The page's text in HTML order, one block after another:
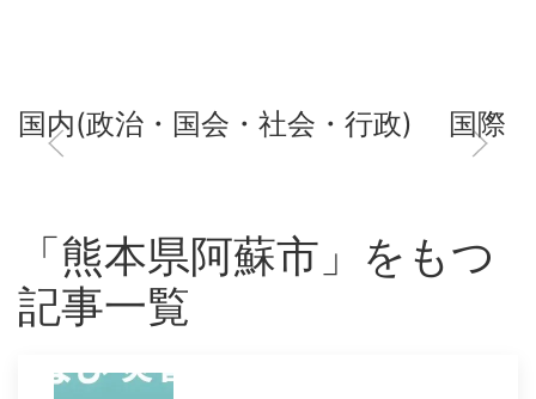
国内(政治・国会・社会・行政) 国際
「熊本県阿蘇市」をもつ
記事一覧